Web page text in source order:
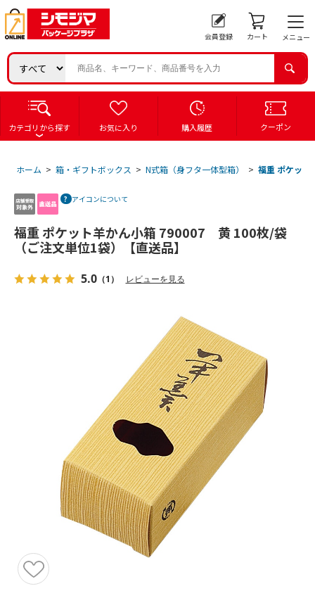
会員登録 カート メニュー
カテゴリから探す お気に入り 購入履歴 クーポン
ホーム > 箱・ギフトボックス > N式箱（身フタ一体型箱） > 福重 ポケッ
アイコンについて
福重 ポケット羊かん小箱 790007 黄 100枚/袋
（ご注文単位1袋）【直送品】
5.0（1） レビューを見る